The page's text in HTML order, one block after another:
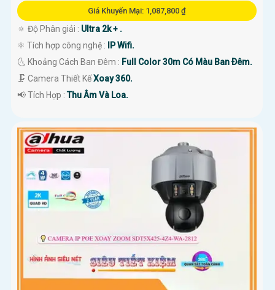
Giá Khuyến Mại: 1,087,800 ₫
🔅 Độ Phân giải : Ultra 2k + .
⚛️ Tích hợp công nghệ : IP Wifi.
🌜 Khoảng Cách Ban Đêm : Full Color 30m Có Màu Ban Ðêm.
🗜️ Camera Thiết KếXoay 360.
️📢 Tích Hợp :Thu Âm Và Loa.